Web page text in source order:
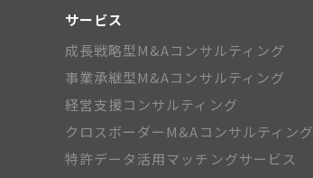
サービス
成長戦略型M&Aコンサルティング
事業承継型M&Aコンサルティング
経営支援コンサルティング
クロスボーダーM&Aコンサルティング
特許データ活用マッチングサービス